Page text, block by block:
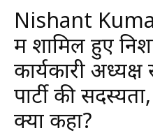
Nishant
में शामिल हुए
कार्यकारी
पार्टी की
क्या कहा?